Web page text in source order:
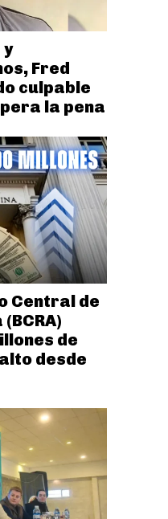
Fred
culpable
la pena
Central de
de
desde